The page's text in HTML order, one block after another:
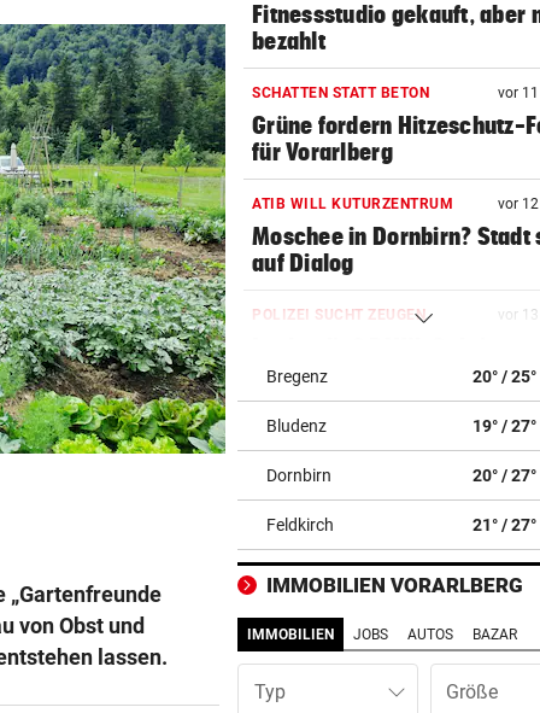
„Gartenfreunde
von Obst und
lassen.
Fitnessstudio gekauft, aber
bezahlt
SCHATTEN STATT BETON vor
Grüne fordern Hitzeschutz-
für Vorarlberg
ATIB WILL KUTURZENTRUM vor
Moschee in Dornbirn? Stadt
auf Dialog
POLIZEI SUCHT ZEUGEN vor
Crash zurück
SANIERUNG GESCHEITERT vor
Stuckateur rutscht
die Pleite
vor
Vermummter E-Scooter-
(16) fährt Polizist um
SANIERUNGSOFFENSIVE vor
Wieder ein Sommer der
Baustellen im Ländle
Bregenz 20° / 25°
Bludenz 19° / 27°
Dornbirn 20° / 27°
Feldkirch 21° / 27°
IMMOBILIEN VORARLBERG
IMMOBILIEN JOBS AUTOS BAZAR
Typ